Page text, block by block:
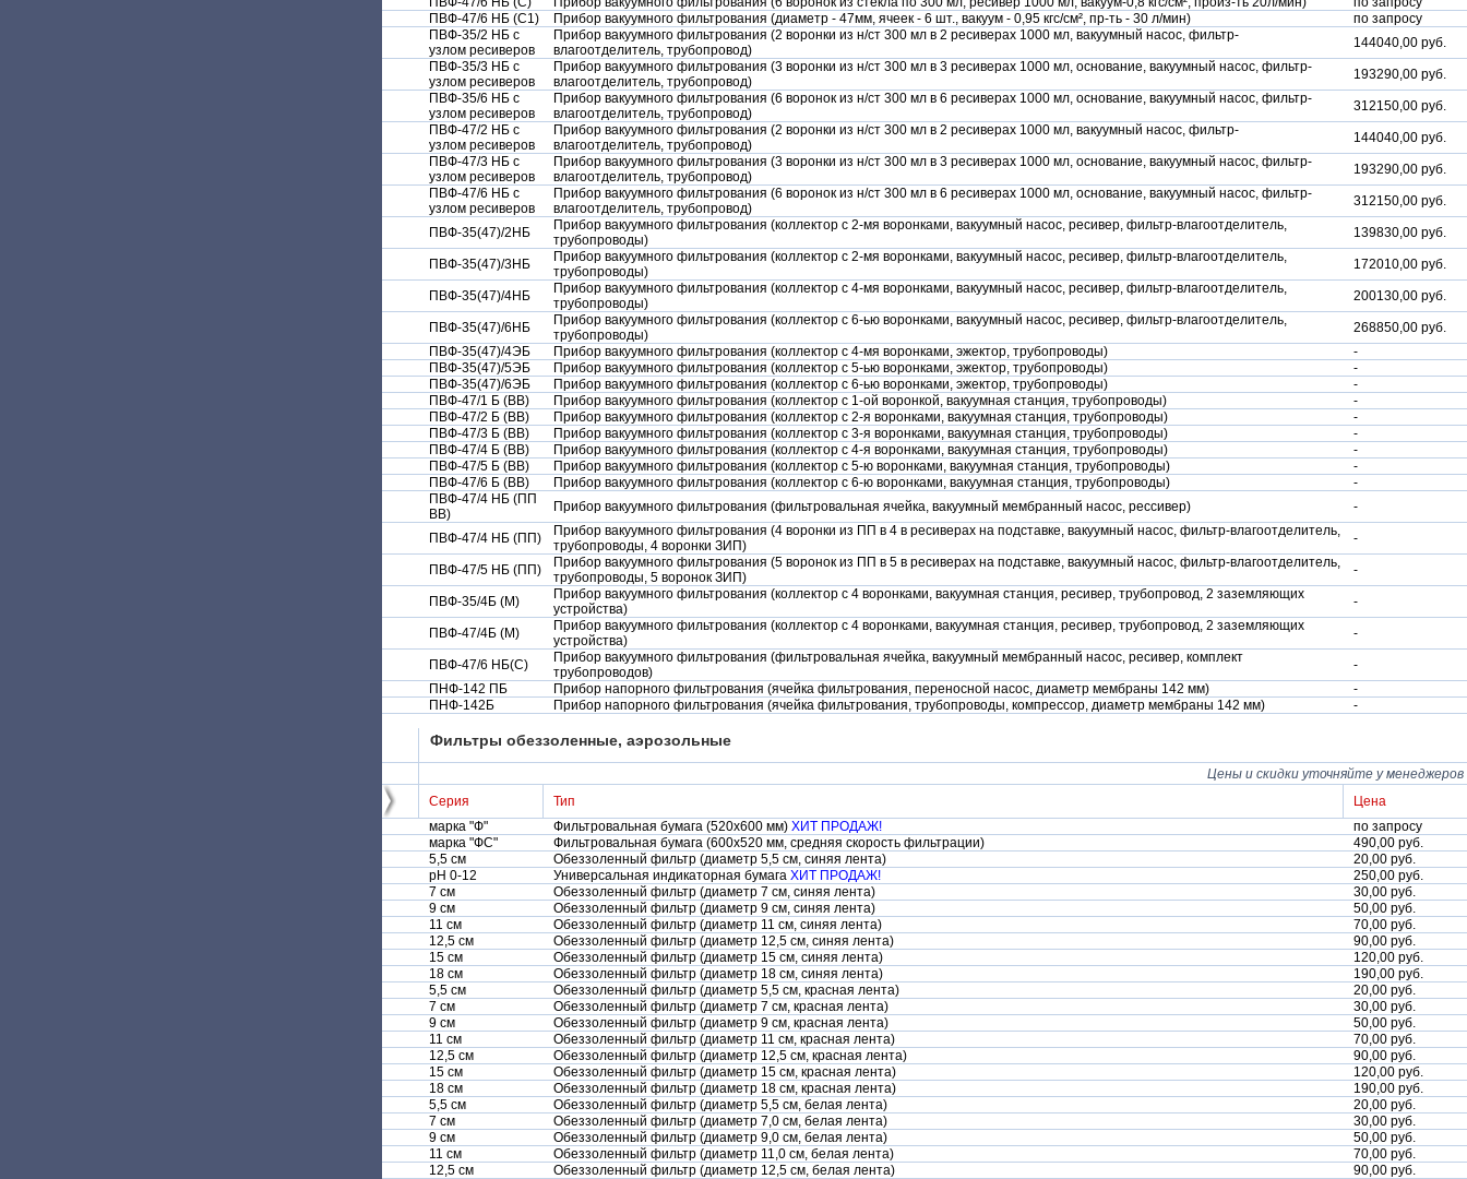
ПВФ-47/6 НБ (С1)
Прибор вакуумного фильтрования (диаметр - 47мм, ячеек - 6 шт., вакуум - 0,95 кгс/см², пр-ть - 30 л/мин)
по запросу
ПВФ-35/2 НБ с
узлом ресиверов
Прибор вакуумного фильтрования (2 воронки из н/ст 300 мл в 2 ресиверах 1000 мл, вакуумный насос, фильтр-
влагоотделитель, трубопровод)
144040,00 руб.
ПВФ-35/3 НБ с
узлом ресиверов
Прибор вакуумного фильтрования (3 воронки из н/ст 300 мл в 3 ресиверах 1000 мл, основание, вакуумный насос, фильтр-
влагоотделитель, трубопровод)
193290,00 руб.
ПВФ-35/6 НБ с
узлом ресиверов
Прибор вакуумного фильтрования (6 воронок из н/ст 300 мл в 6 ресиверах 1000 мл, основание, вакуумный насос, фильтр-
влагоотделитель, трубопровод)
312150,00 руб.
ПВФ-47/2 НБ с
узлом ресиверов
Прибор вакуумного фильтрования (2 воронки из н/ст 300 мл в 2 ресиверах 1000 мл, вакуумный насос, фильтр-
влагоотделитель, трубопровод)
144040,00 руб.
ПВФ-47/3 НБ с
узлом ресиверов
Прибор вакуумного фильтрования (3 воронки из н/ст 300 мл в 3 ресиверах 1000 мл, основание, вакуумный насос, фильтр-
влагоотделитель, трубопровод)
193290,00 руб.
ПВФ-47/6 НБ с
узлом ресиверов
Прибор вакуумного фильтрования (6 воронок из н/ст 300 мл в 6 ресиверах 1000 мл, основание, вакуумный насос, фильтр-
влагоотделитель, трубопровод)
312150,00 руб.
ПВФ-35(47)/2НБ
Прибор вакуумного фильтрования (коллектор с 2-мя воронками, вакуумный насос, ресивер, фильтр-влагоотделитель,
трубопроводы)
139830,00 руб.
ПВФ-35(47)/3НБ
Прибор вакуумного фильтрования (коллектор с 2-мя воронками, вакуумный насос, ресивер, фильтр-влагоотделитель,
трубопроводы)
172010,00 руб.
ПВФ-35(47)/4НБ
Прибор вакуумного фильтрования (коллектор с 4-мя воронками, вакуумный насос, ресивер, фильтр-влагоотделитель,
трубопроводы)
200130,00 руб.
ПВФ-35(47)/6НБ
Прибор вакуумного фильтрования (коллектор с 6-ью воронками, вакуумный насос, ресивер, фильтр-влагоотделитель,
трубопроводы)
268850,00 руб.
ПВФ-35(47)/4ЭБ
Прибор вакуумного фильтрования (коллектор с 4-мя воронками, эжектор, трубопроводы)
-
ПВФ-35(47)/5ЭБ
Прибор вакуумного фильтрования (коллектор с 5-ью воронками, эжектор, трубопроводы)
-
ПВФ-35(47)/6ЭБ
Прибор вакуумного фильтрования (коллектор с 6-ью воронками, эжектор, трубопроводы)
-
ПВФ-47/1 Б (ВВ)
Прибор вакуумного фильтрования (коллектор с 1-ой воронкой, вакуумная станция, трубопроводы)
-
ПВФ-47/2 Б (ВВ)
Прибор вакуумного фильтрования (коллектор с 2-я воронками, вакуумная станция, трубопроводы)
-
ПВФ-47/3 Б (ВВ)
Прибор вакуумного фильтрования (коллектор с 3-я воронками, вакуумная станция, трубопроводы)
-
ПВФ-47/4 Б (ВВ)
Прибор вакуумного фильтрования (коллектор с 4-я воронками, вакуумная станция, трубопроводы)
-
ПВФ-47/5 Б (ВВ)
Прибор вакуумного фильтрования (коллектор с 5-ю воронками, вакуумная станция, трубопроводы)
-
ПВФ-47/6 Б (ВВ)
Прибор вакуумного фильтрования (коллектор с 6-ю воронками, вакуумная станция, трубопроводы)
-
ПВФ-47/4 НБ (ПП
ВВ)
Прибор вакуумного фильтрования (фильтровальная ячейка, вакуумный мембранный насос, рессивер) -
ПВФ-47/4 НБ (ПП)
Прибор вакуумного фильтрования (4 воронки из ПП в 4 в ресиверах на подставке, вакуумный насос, фильтр-влагоотделитель,
трубопроводы, 4 воронки ЗИП)
-
ПВФ-47/5 НБ (ПП)
Прибор вакуумного фильтрования (5 воронок из ПП в 5 в ресиверах на подставке, вакуумный насос, фильтр-влагоотделитель,
трубопроводы, 5 воронок ЗИП)
-
ПВФ-35/4Б (М)
Прибор вакуумного фильтрования (коллектор с 4 воронками, вакуумная станция, ресивер, трубопровод, 2 заземляющих
устройства)
-
ПВФ-47/4Б (М)
Прибор вакуумного фильтрования (коллектор с 4 воронками, вакуумная станция, ресивер, трубопровод, 2 заземляющих
устройства)
-
ПВФ-47/6 НБ(С)
Прибор вакуумного фильтрования (фильтровальная ячейка, вакуумный мембранный насос, ресивер, комплект
трубопроводов)
-
ПНФ-142 ПБ
Прибор напорного фильтрования (ячейка фильтрования, переносной насос, диаметр мембраны 142 мм)
-
ПНФ-142Б
Прибор напорного фильтрования (ячейка фильтрования, трубопроводы, компрессор, диаметр мембраны 142 мм) -
Фильтры обеззоленные, аэрозольные
Цены и скидки уточняйте у менеджеров
Серия
Тип
Цена
марка "Ф"
Фильтровальная бумага (520х600 мм) ХИТ ПРОДАЖ!
по запросу
марка "ФС"
Фильтровальная бумага (600х520 мм, средняя скорость фильтрации)
490,00 руб.
5,5 см
Обеззоленный фильтр (диаметр 5,5 см, синяя лента)
20,00 руб.
pH 0-12
Универсальная индикаторная бумага ХИТ ПРОДАЖ!
250,00 руб.
7 см
Обеззоленный фильтр (диаметр 7 см, синяя лента)
30,00 руб.
9 см
Обеззоленный фильтр (диаметр 9 см, синяя лента)
50,00 руб.
11 см
Обеззоленный фильтр (диаметр 11 см, синяя лента)
70,00 руб.
12,5 см
Обеззоленный фильтр (диаметр 12,5 см, синяя лента)
90,00 руб.
15 см
Обеззоленный фильтр (диаметр 15 см, синяя лента)
120,00 руб.
18 см
Обеззоленный фильтр (диаметр 18 см, синяя лента)
190,00 руб.
5,5 см
Обеззоленный фильтр (диаметр 5,5 см, красная лента)
20,00 руб.
7 см
Обеззоленный фильтр (диаметр 7 см, красная лента)
30,00 руб.
9 см
Обеззоленный фильтр (диаметр 9 см, красная лента)
50,00 руб.
11 см
Обеззоленный фильтр (диаметр 11 см, красная лента)
70,00 руб.
12,5 см
Обеззоленный фильтр (диаметр 12,5 см, красная лента)
90,00 руб.
15 см
Обеззоленный фильтр (диаметр 15 см, красная лента)
120,00 руб.
18 см
Обеззоленный фильтр (диаметр 18 см, красная лента)
190,00 руб.
5,5 см
Обеззоленный фильтр (диаметр 5,5 см, белая лента)
20,00 руб.
7 см
Обеззоленный фильтр (диаметр 7,0 см, белая лента)
30,00 руб.
9 см
Обеззоленный фильтр (диаметр 9,0 см, белая лента)
50,00 руб.
11 см
Обеззоленный фильтр (диаметр 11,0 см, белая лента)
70,00 руб.
12,5 см
Обеззоленный фильтр (диаметр 12,5 см, белая лента) 90,00 руб.